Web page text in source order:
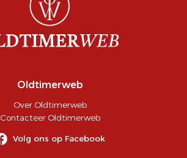
Oldtimerweb
Over Oldtimerweb
Contacteer Oldtimerweb
Volg ons op Facebook